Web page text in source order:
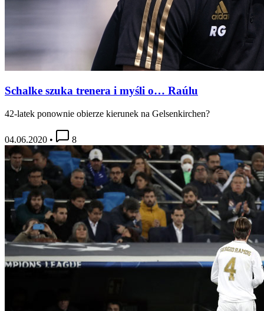
Schalke szuka trenera i myśli o… Raúlu
42-latek ponownie obierze kierunek na Gelsenkirchen?
04.06.2020 • 8